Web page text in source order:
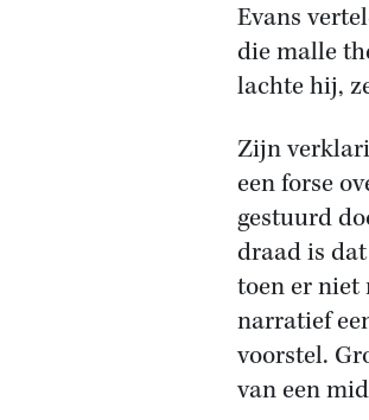
Evans
die malle
lachte hij,
Zijn
een forse
gestuurd
draad is
toen er niet
narratief
voorstel.
van een